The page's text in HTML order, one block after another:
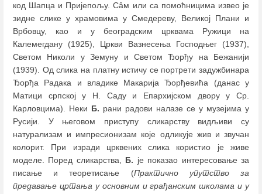
код Шапца и Пријепољу. Сâм или са помоћницима извео је
зидне слике у храмовима у Смедереву, Великој Плани и
Врбовцу, као и у београдским црквама Ружици на
Калемегдану (1925), Цркви Вазнесења Господњег (1937),
Светом Николи у Земуну и Светом Ђорђу на Бежанији
(1939). Од слика на платну истичу се портрети задужбинара
Ђорђа Радака и владике Макарија Ђорђевића (данас у
Матици српској у Н. Саду и Епархијском двору у Ср.
Карловцима). Неки Б. рани радови налазе се у музејима у
Русији. У његовом приступу сликарству видљиви су
натурализам и импресионизам које одликује жив и звучан
колорит. При изради црквених слика користио је живе
моделе. Поред сликарства, Б. је показао интересовање за
писање и теоретисање (Практично упутство за
предавање цртања у основним и грађанским школама и у